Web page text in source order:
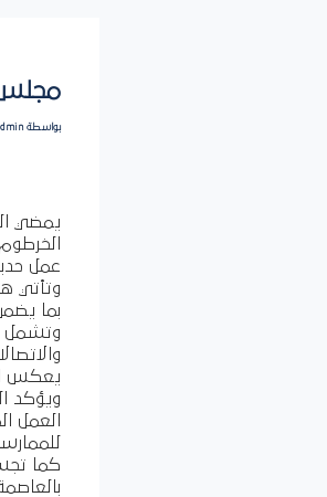
مجلس
بواسطة
يمضي
عمل
وتأتي
بما
وتشمل
يعكس
ويؤكد
العمل
كما